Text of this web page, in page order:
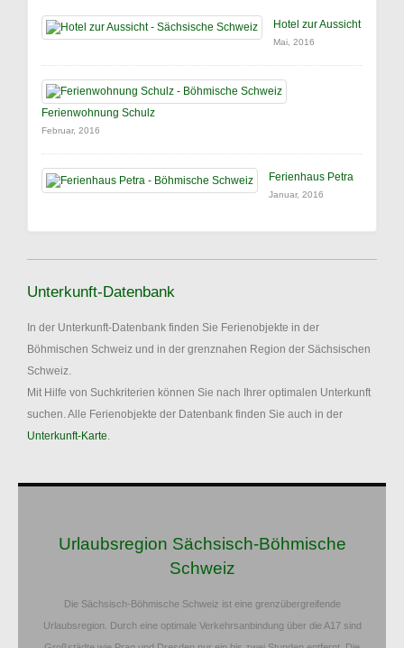
Hotel zur Aussicht
Mai, 2016
Ferienwohnung Schulz
Februar, 2016
Ferienhaus Petra
Januar, 2016
Unterkunft-Datenbank
In der Unterkunft-Datenbank finden Sie Ferienobjekte in der
Böhmischen Schweiz und in der grenznahen Region der Sächsischen
Schweiz.
Mit Hilfe von Suchkriterien können Sie nach Ihrer optimalen Unterkunft
suchen. Alle Ferienobjekte der Datenbank finden Sie auch in der
Unterkunft-Karte.
Urlaubsregion Sächsisch-Böhmische
Schweiz
Die Sächsisch-Böhmische Schweiz ist eine grenzübergreifende
Urlaubsregion. Durch eine optimale Verkehrsanbindung über die A17 sind